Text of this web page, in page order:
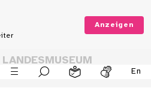
Anzeigen
En